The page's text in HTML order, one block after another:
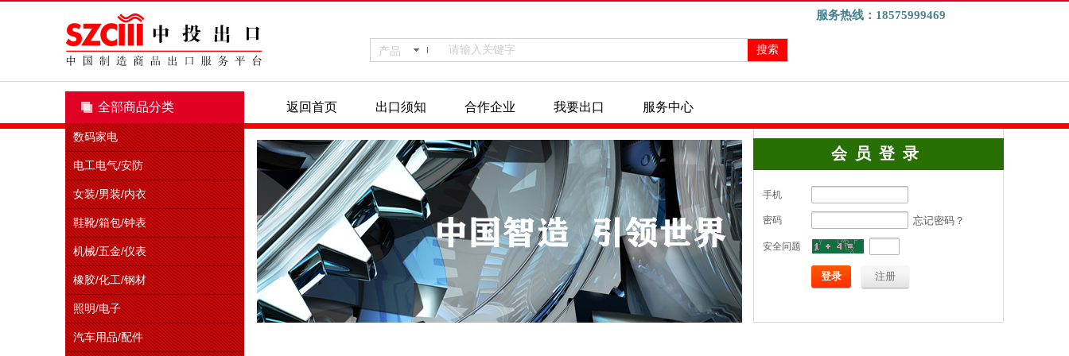
服务热线： 18575999469
产品 搜索
返回首页 出口须知 合作企业 我要出口 服务中心
全部商品分类
全部商品分类
数码家电
电工电气/安防
女装/男装/内衣
鞋靴/箱包/钟表
机械/五金/仪表
橡胶/化工/钢材
照明/电子
汽车用品/配件
会员登录
手机
密码 忘记密码？
安全问题
登录 注册